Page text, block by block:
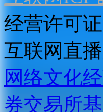
经营许可
互联网直
网络文化
券交易所